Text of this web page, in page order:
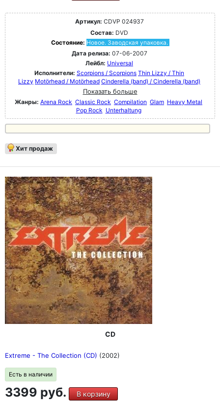
Артикул: CDVP 024937
Состав: DVD
Состояние: Новое. Заводская упаковка.
Дата релиза: 07-06-2007
Лейбл: Universal
Исполнители: Scorpions / Scorpions Thin Lizzy / Thin
Lizzy Motörhead / Motörhead Cinderella (band) / Cinderella (band)
Показать больше
Жанры: Arena Rock Classic Rock Compilation Glam Heavy Metal
Pop Rock Unterhaltung
Хит продаж
CD
Extreme - The Collection (CD) (2002)
Есть в наличии
3399 руб. В корзину